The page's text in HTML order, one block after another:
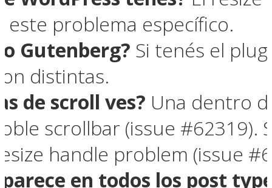
este problema específico.
Gutenberg? Si tenés el
distintas.
de scroll ves? Una dentro
scrollbar (issue #62319).
handle problem (issue
en todos los post